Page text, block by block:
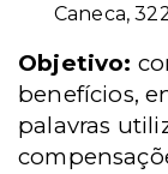
Caneca,
Objetivo:
benefícios,
palavras